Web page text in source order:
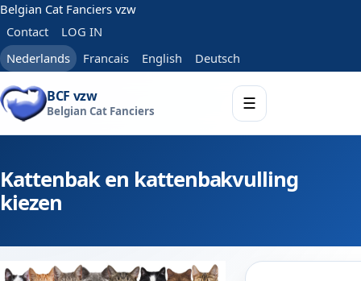
Belgian Cat Fanciers vzw
Contact
LOG IN
Nederlands
Francais English Deutsch
BCF vzw
Belgian Cat Fanciers ☰
Kattenbak en kattenbakvulling
kiezen